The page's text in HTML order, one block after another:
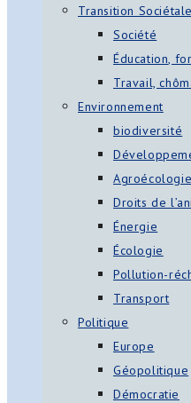
Transition Sociétale
Société
Éducation,
Travail,
Environnement
biodiversité
Droits de
Énergie
Écologie
Pollution-
Transport
Politique
Europe
Géopolitique
Démocratie